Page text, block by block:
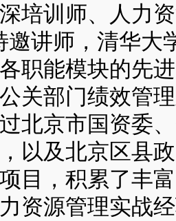
深培训师、人力
邀讲师，清华大
职能模块的先
关部门绩效管
北京市国资委
以及北京区县
目，积累了丰
资源管理实战